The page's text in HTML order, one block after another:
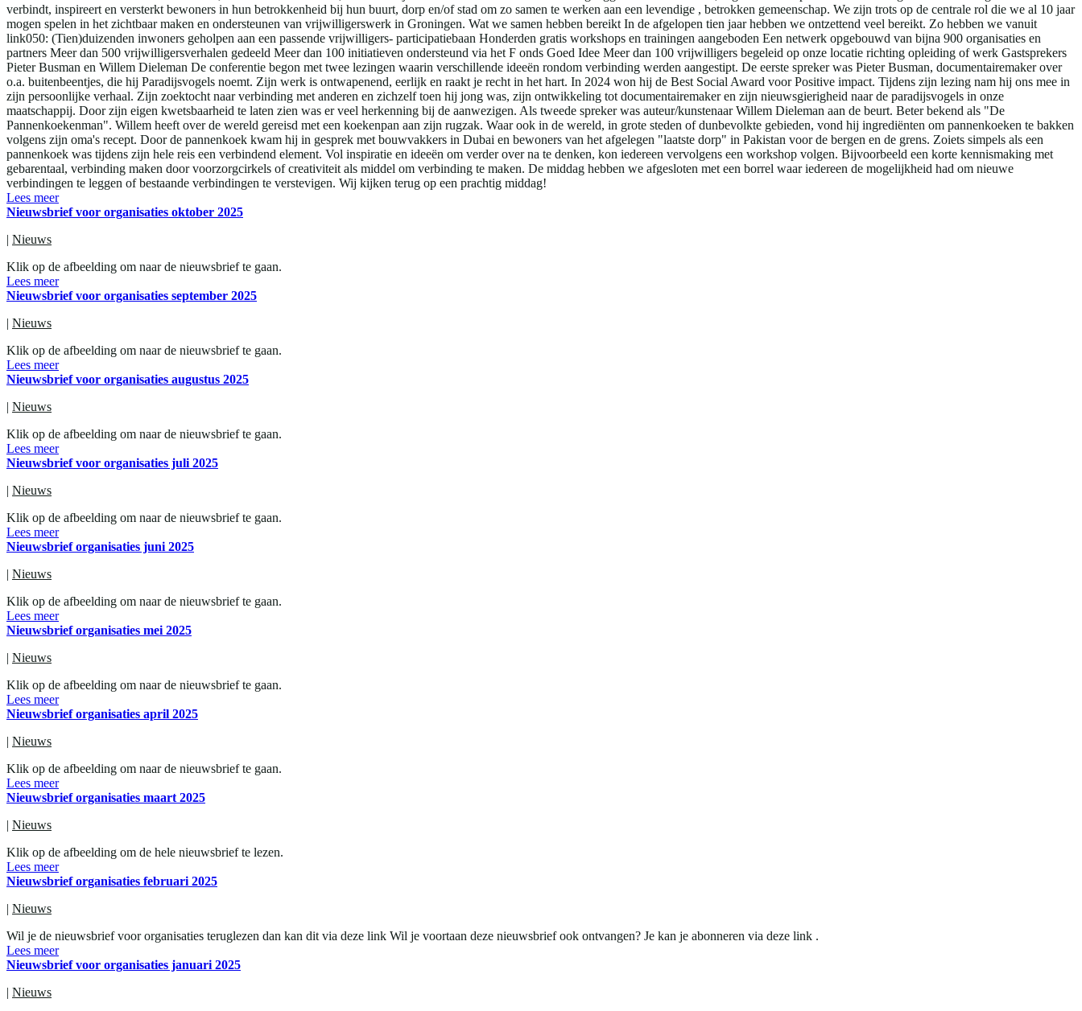
verbindt, inspireert en versterkt bewoners in hun betrokkenheid bij hun buurt, dorp en/of stad om zo samen te werken aan een levendige , betrokken gemeenschap. We zijn trots op de centrale rol die we al 10 jaar
mogen spelen in het zichtbaar maken en ondersteunen van vrijwilligerswerk in Groningen. Wat we samen hebben bereikt In de afgelopen tien jaar hebben we ontzettend veel bereikt. Zo hebben we vanuit
link050: (Tien)duizenden inwoners geholpen aan een passende vrijwilligers- participatiebaan Honderden gratis workshops en trainingen aangeboden Een netwerk opgebouwd van bijna 900 organisaties en
partners Meer dan 500 vrijwilligersverhalen gedeeld Meer dan 100 initiatieven ondersteund via het F onds Goed Idee Meer dan 100 vrijwilligers begeleid op onze locatie richting opleiding of werk Gastsprekers
Pieter Busman en Willem Dieleman De conferentie begon met twee lezingen waarin verschillende ideeën rondom verbinding werden aangestipt. De eerste spreker was Pieter Busman, documentairemaker over
o.a. buitenbeentjes, die hij Paradijsvogels noemt. Zijn werk is ontwapenend, eerlijk en raakt je recht in het hart. In 2024 won hij de Best Social Award voor Positive impact. Tijdens zijn lezing nam hij ons mee in
zijn persoonlijke verhaal. Zijn zoektocht naar verbinding met anderen en zichzelf toen hij jong was, zijn ontwikkeling tot documentairemaker en zijn nieuwsgierigheid naar de paradijsvogels in onze
maatschappij. Door zijn eigen kwetsbaarheid te laten zien was er veel herkenning bij de aanwezigen. Als tweede spreker was auteur/kunstenaar Willem Dieleman aan de beurt. Beter bekend als "De
Pannenkoekenman". Willem heeft over de wereld gereisd met een koekenpan aan zijn rugzak. Waar ook in de wereld, in grote steden of dunbevolkte gebieden, vond hij ingrediënten om pannenkoeken te bakken
volgens zijn oma's recept. Door de pannenkoek kwam hij in gesprek met bouwvakkers in Dubai en bewoners van het afgelegen "laatste dorp" in Pakistan voor de bergen en de grens. Zoiets simpels als een
pannenkoek was tijdens zijn hele reis een verbindend element. Vol inspiratie en ideeën om verder over na te denken, kon iedereen vervolgens een workshop volgen. Bijvoorbeeld een korte kennismaking met
gebarentaal, verbinding maken door voorzorgcirkels of creativiteit als middel om verbinding te maken. De middag hebben we afgesloten met een borrel waar iedereen de mogelijkheid had om nieuwe
verbindingen te leggen of bestaande verbindingen te verstevigen. Wij kijken terug op een prachtig middag!
Lees meer
Nieuwsbrief voor organisaties oktober 2025
| Nieuws
Klik op de afbeelding om naar de nieuwsbrief te gaan.
Lees meer
Nieuwsbrief voor organisaties september 2025
| Nieuws
Klik op de afbeelding om naar de nieuwsbrief te gaan.
Lees meer
Nieuwsbrief voor organisaties augustus 2025
| Nieuws
Klik op de afbeelding om naar de nieuwsbrief te gaan.
Lees meer
Nieuwsbrief voor organisaties juli 2025
| Nieuws
Klik op de afbeelding om naar de nieuwsbrief te gaan.
Lees meer
Nieuwsbrief organisaties juni 2025
| Nieuws
Klik op de afbeelding om naar de nieuwsbrief te gaan.
Lees meer
Nieuwsbrief organisaties mei 2025
| Nieuws
Klik op de afbeelding om naar de nieuwsbrief te gaan.
Lees meer
Nieuwsbrief organisaties april 2025
| Nieuws
Klik op de afbeelding om naar de nieuwsbrief te gaan.
Lees meer
Nieuwsbrief organisaties maart 2025
| Nieuws
Klik op de afbeelding om de hele nieuwsbrief te lezen.
Lees meer
Nieuwsbrief organisaties februari 2025
| Nieuws
Wil je de nieuwsbrief voor organisaties teruglezen dan kan dit via deze link Wil je voortaan deze nieuwsbrief ook ontvangen? Je kan je abonneren via deze link .
Lees meer
Nieuwsbrief voor organisaties januari 2025
| Nieuws